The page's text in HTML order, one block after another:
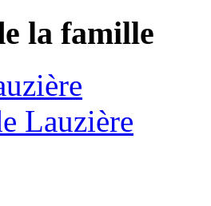
la famille
Lauzière